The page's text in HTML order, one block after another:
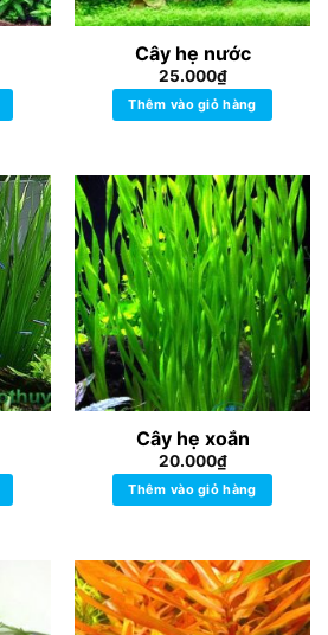
Cây hẹ nước
25.000₫
Thêm vào giỏ hàng
Cây hẹ xoắn
20.000₫
Thêm vào giỏ hàng